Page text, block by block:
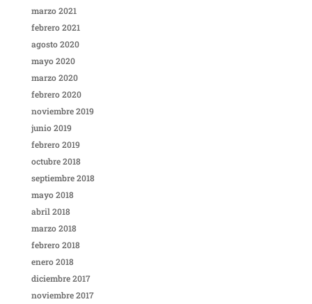
marzo 2021
febrero 2021
agosto 2020
mayo 2020
marzo 2020
febrero 2020
noviembre 2019
junio 2019
febrero 2019
octubre 2018
septiembre 2018
mayo 2018
abril 2018
marzo 2018
febrero 2018
enero 2018
diciembre 2017
noviembre 2017